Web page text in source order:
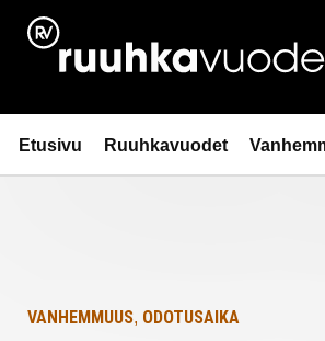
Siirry
sisältöön
Ruuhkavuodet.fi
Etusivu Ruuhkavuodet
Etusivulle
VANHEMMUUS, ODOTUSAIKA